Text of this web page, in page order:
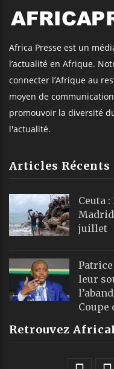
Africa Presse est un
l’actualité en Afrique.
connecter l’Afrique au
moyen de
promouvoir la diversité
l'actualité.
Articles Récents
Ceuta
juillet
leur
Coupe
Retrouvez